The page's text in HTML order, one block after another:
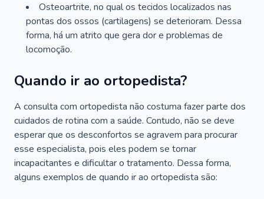
Osteoartrite, no qual os tecidos localizados nas
pontas dos ossos (cartilagens) se deterioram. Dessa
forma, há um atrito que gera dor e problemas de
locomoção.
Quando ir ao ortopedista?
A consulta com ortopedista não costuma fazer parte dos
cuidados de rotina com a saúde. Contudo, não se deve
esperar que os desconfortos se agravem para procurar
esse especialista, pois eles podem se tornar
incapacitantes e dificultar o tratamento. Dessa forma,
alguns exemplos de quando ir ao ortopedista são: